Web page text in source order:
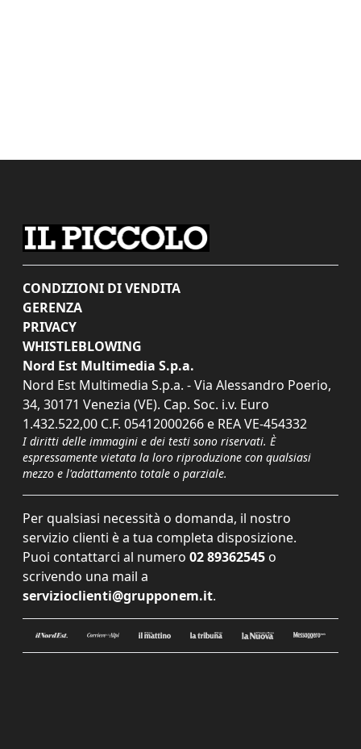
CONDIZIONI DI VENDITA
GERENZA
PRIVACY
WHISTLEBLOWING
Nord Est Multimedia S.p.a.
Nord Est Multimedia S.p.a. - Via Alessandro Poerio,
34, 30171 Venezia (VE). Cap. Soc. i.v. Euro
1.432.522,00 C.F. 05412000266 e REA VE-454332
I diritti delle immagini e dei testi sono riservati. È
espressamente vietata la loro riproduzione con qualsiasi
mezzo e l'adattamento totale o parziale.
Per qualsiasi necessità o domanda, il nostro
servizio clienti è a tua completa disposizione.
Puoi contattarci al numero 02 89362545 o
scrivendo una mail a
servizioclienti@grupponem.it.